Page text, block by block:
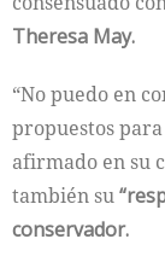
Theresa May.
“No puedo en
propuestos
afirmado en su
también su
conservador.